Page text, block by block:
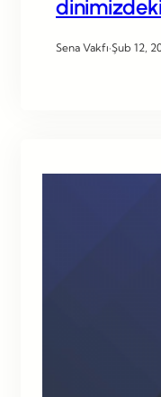
Sena Vakfı·Şub 12,